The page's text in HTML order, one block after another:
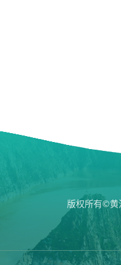
版权所有©黄